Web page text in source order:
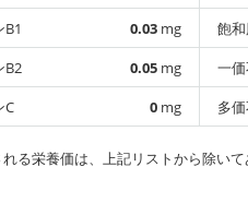
B1
0.03 mg
B2
0.05 mg
C
0 mg
飽
一
多
る栄養価は、上記リストから除いて